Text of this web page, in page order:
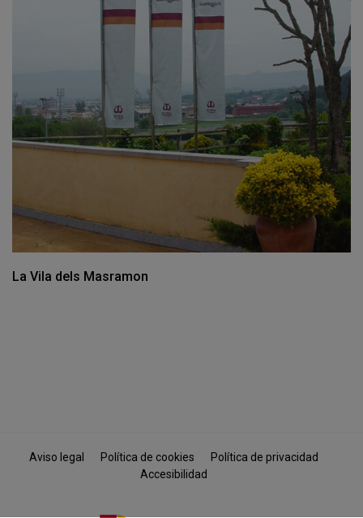
La Vila dels Masramon
Aviso legal Política de cookies
Política de privacidad
Accesibilidad